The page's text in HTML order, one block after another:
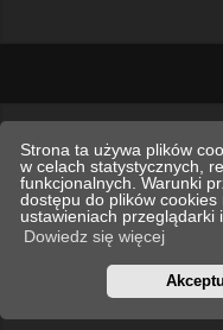
Strona ta używa plików
w celach statystycznych,
funkcjonalnych. Warunki
dostępu do plików
ustawieniach przeglądarki
Dowiedz się więcej
Polityka prywatności.
Technologię dostarczaphpBB®
Polski pakiet językowy dostarcza
Style we_universal created by
phpBB SEO